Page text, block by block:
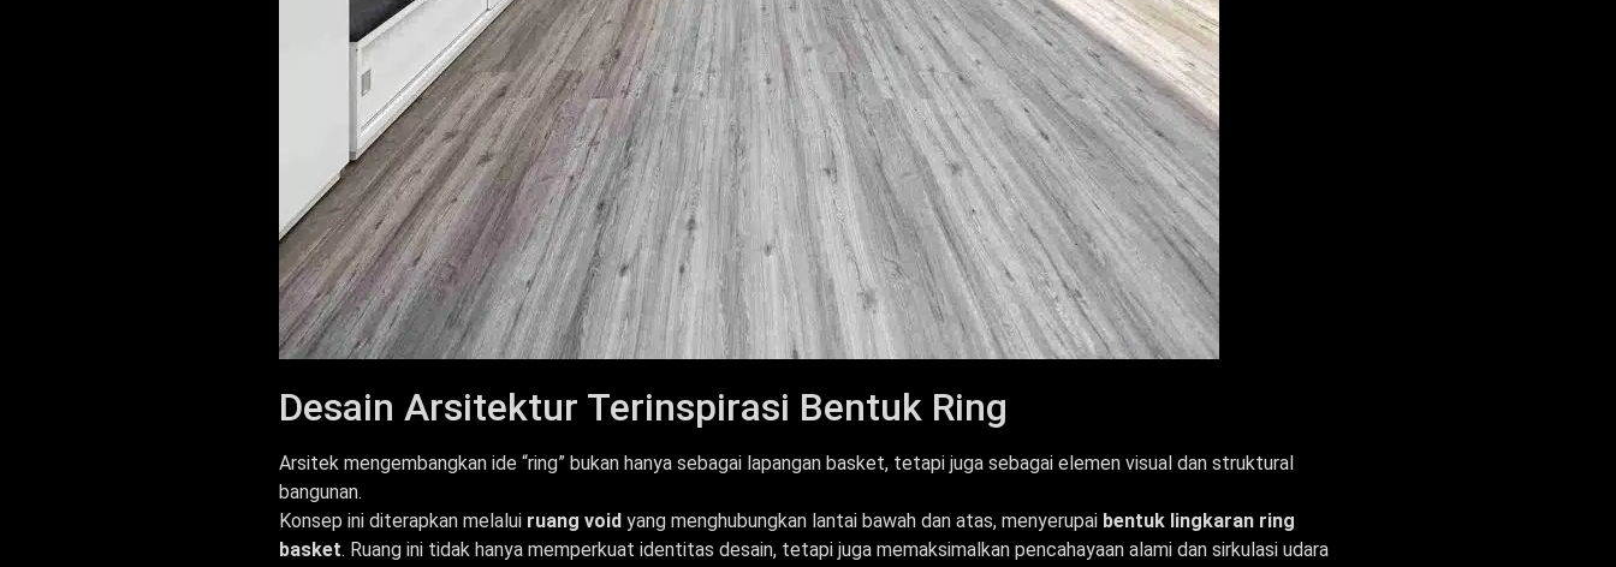
Desain Arsitektur Terinspirasi Bentuk Ring
Arsitek mengembangkan ide “ring” bukan hanya sebagai lapangan basket, tetapi juga sebagai elemen visual dan struktural
bangunan.
Konsep ini diterapkan melalui ruang void yang menghubungkan lantai bawah dan atas, menyerupai bentuk lingkaran ring
basket. Ruang ini tidak hanya memperkuat identitas desain, tetapi juga memaksimalkan pencahayaan alami dan sirkulasi udara